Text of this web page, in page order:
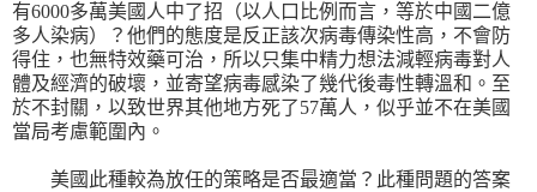
有6000多萬美國人中了招（以人口比例而言，等於中國二億
多人染病）？他們的態度是反正該次病毒傳染性高，不會防
得住，也無特效藥可治，所以只集中精力想法減輕病毒對人
體及經濟的破壞，並寄望病毒感染了幾代後毒性轉溫和。至
於不封關，以致世界其他地方死了57萬人，似乎並不在美國
當局考慮範圍內。
美國此種較為放任的策略是否最適當？此種問題的答案